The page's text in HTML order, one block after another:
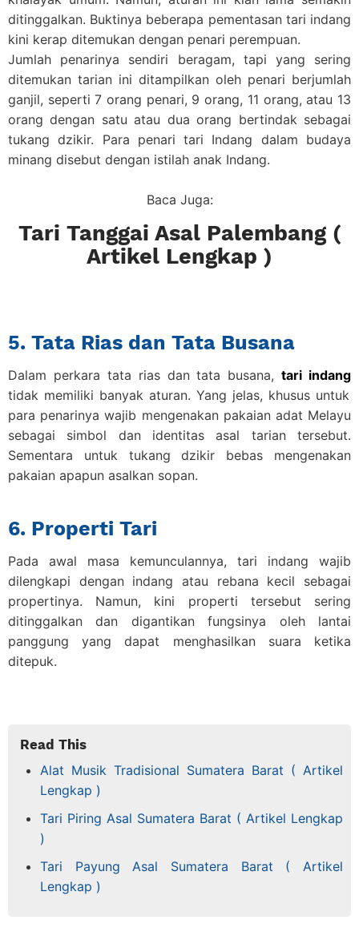
ditinggalkan. Buktinya beberapa pementasan tari indang
kini kerap ditemukan dengan penari perempuan.
Jumlah penarinya sendiri beragam, tapi yang sering
ditemukan tarian ini ditampilkan oleh penari berjumlah
ganjil, seperti 7 orang penari, 9 orang, 11 orang, atau 13
orang dengan satu atau dua orang bertindak sebagai
tukang dzikir. Para penari tari Indang dalam budaya
minang disebut dengan istilah anak Indang.
Baca Juga:
Tari Tanggai Asal Palembang (
Artikel Lengkap )
5. Tata Rias dan Tata Busana
Dalam perkara tata rias dan tata busana,tari indang
tidak memiliki banyak aturan. Yang jelas, khusus untuk
para penarinya wajib mengenakan pakaian adat Melayu
sebagai simbol dan identitas asal tarian tersebut.
Sementara untuk tukang dzikir bebas mengenakan
pakaian apapun asalkan sopan.
6. Properti Tari
Pada awal masa kemunculannya, tari indang wajib
dilengkapi dengan indang atau rebana kecil sebagai
propertinya. Namun, kini properti tersebut sering
ditinggalkan dan digantikan fungsinya oleh lantai
panggung yang dapat menghasilkan suara ketika
ditepuk.
Read This
Alat Musik Tradisional Sumatera Barat ( Artikel
Lengkap )
Tari Piring Asal Sumatera Barat ( Artikel Lengkap
)
Tari Payung Asal Sumatera Barat ( Artikel
Lengkap )